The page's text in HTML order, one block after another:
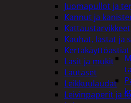
Juomapullot ja
Kannut ja
Kattaustarvikkeet
Kauhat, lastat ja
Kertakäyttöastiat
Lasit ja mukit
Lautaset
Leikkuulaudat
Leivinpaperit ja